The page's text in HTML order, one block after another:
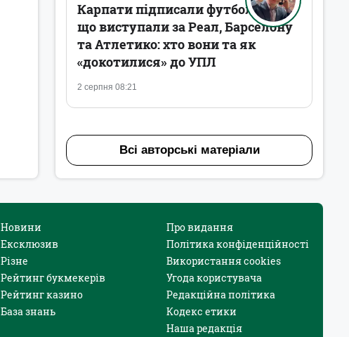
2 серпня 08:21
Карпати підписали футболістів,
що виступали за Реал, Барселону
та Атлетико: хто вони та як
«докотилися» до УПЛ
Всі авторські матеріали
Новини
Ексклюзив
Різне
Рейтинг букмекерів
Рейтинг казино
База знань
Про видання
Політика конфіденційності
Використання cookies
Угода користувача
Редакційна політика
Кодекс етики
Наша редакція